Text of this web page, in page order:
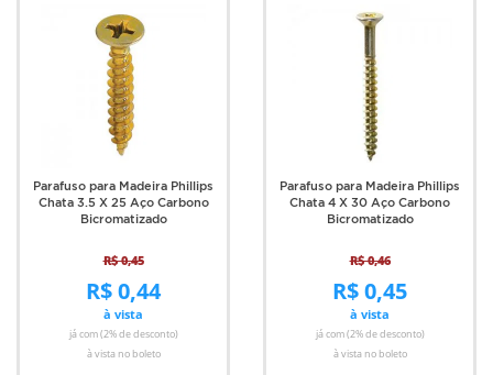
Parafuso para Madeira Phillips
Chata 3.5 X 25 Aço Carbono
Bicromatizado
R$ 0,45
R$ 0,44
à vista
já com (2% de desconto)
à vista no boleto
Parafuso para Madeira Phillips
Chata 4 X 30 Aço Carbono
Bicromatizado
R$ 0,46
R$ 0,45
à vista
já com (2% de desconto)
à vista no boleto